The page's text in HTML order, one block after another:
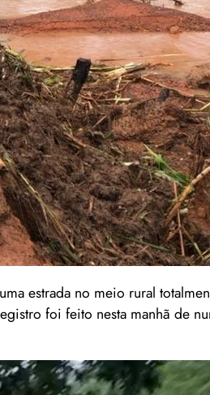
estrada no meio rural
foi feito nesta manhã de